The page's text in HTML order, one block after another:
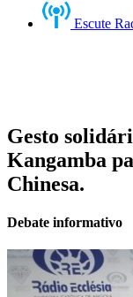
Escute
Gesto
Kangamba
Chinesa.
Debate informativo